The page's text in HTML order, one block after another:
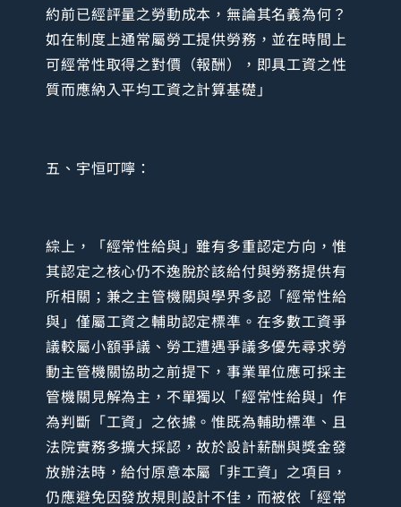
約前已經評量之勞動成本，無論其名義為何？
如在制度上通常屬勞工提供勞務，並在時間上
可經常性取得之對價（報酬），即具工資之性
質而應納入平均工資之計算基礎」
五、宇恒叮嚀：
綜上，「經常性給與」雖有多重認定方向，惟
其認定之核心仍不逸脫於該給付與勞務提供有
所相關；兼之主管機關與學界多認「經常性給
與」僅屬工資之輔助認定標準。在多數工資爭
議較屬小額爭議、勞工遭遇爭議多優先尋求勞
動主管機關協助之前提下，事業單位應可採主
管機關見解為主，不單獨以「經常性給與」作
為判斷「工資」之依據。惟既為輔助標準、且
法院實務多擴大採認，故於設計薪酬與獎金發
放辦法時，給付原意本屬「非工資」之項目，
仍應避免因發放規則設計不佳，而被依「經常